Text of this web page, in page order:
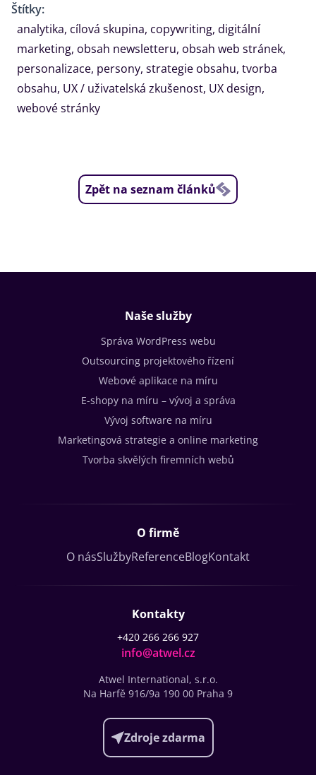
Štítky:
analytika, cílová skupina, copywriting, digitální
marketing, obsah newsletteru, obsah web stránek,
personalizace, persony, strategie obsahu, tvorba
obsahu, UX / uživatelská zkušenost, UX design,
webové stránky
Zpět na seznam článků
Naše služby
Správa WordPress webu
Outsourcing projektového řízení
Webové aplikace na míru
E-shopy na míru – vývoj a správa
Vývoj software na míru
Marketingová strategie a online marketing
Tvorba skvělých firemních webů
O firmě
O násSlužbyReferenceBlogKontakt
Kontakty
+420 266 266 927
info@atwel.cz
Atwel International, s.r.o.
Na Harfě 916/9a 190 00 Praha 9
Zdroje zdarma